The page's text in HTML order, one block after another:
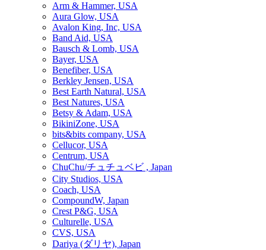
Arm & Hammer, USA
Aura Glow, USA
Avalon King, Inc, USA
Band Aid, USA
Bausch & Lomb, USA
Bayer, USA
Benefiber, USA
Berkley Jensen, USA
Best Earth Natural, USA
Best Natures, USA
Betsy & Adam, USA
BikiniZone, USA
bits&bits company, USA
Cellucor, USA
Centrum, USA
ChuChu/チュチュベビ , Japan
City Studios, USA
Coach, USA
CompoundW, Japan
Crest P&G, USA
Culturelle, USA
CVS, USA
Dariya (ダリヤ), Japan